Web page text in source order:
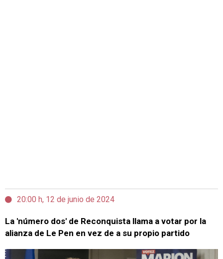
20:00 h, 12 de junio de 2024
La 'número dos' de Reconquista llama a votar por la
alianza de Le Pen en vez de a su propio partido